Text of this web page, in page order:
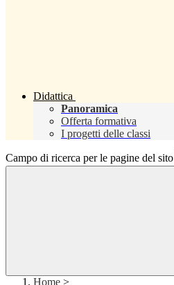
Didattica
Panoramica
Offerta formativa
I progetti delle classi
Campo di ricerca per le pagine del sito
Home >